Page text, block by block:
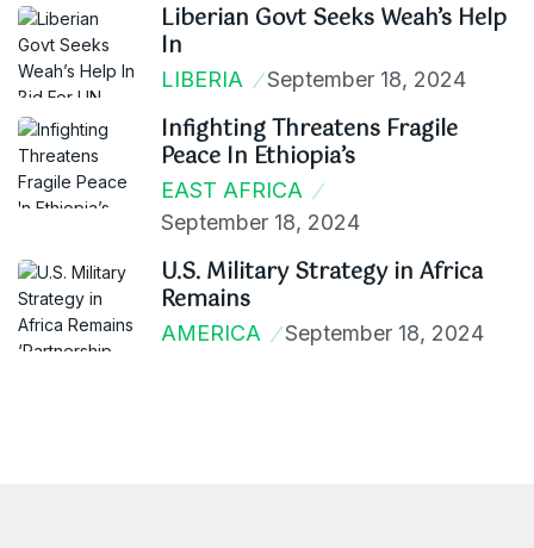
Liberian Govt Seeks Weah’s Help
In
LIBERIA September 18, 2024
Infighting Threatens Fragile
Peace In Ethiopia’s
EAST AFRICA
September 18, 2024
U.S. Military Strategy in Africa
Remains
AMERICA September 18, 2024